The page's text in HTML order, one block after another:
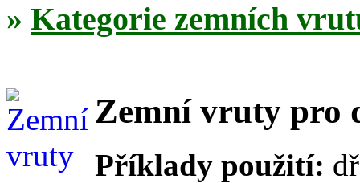
» Kategorie zemních
Zemní vruty pro
Příklady použití: